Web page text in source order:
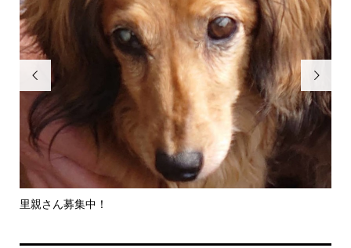

里親さん募集中！
